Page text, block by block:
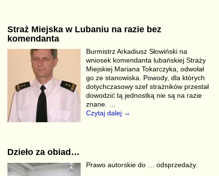
Straż Miejska w Lubaniu na razie bez
komendanta
Burmistrz Arkadiusz Słowiński na
wniosek komendanta lubańskiej Straży
Miejskiej Mariana Tokarczyka, odwołał
go ze stanowiska. Powody, dla których
dotychczasowy szef strażników przestał
dowodzić tą jednostką nie są na razie
znane.
Czytaj dalej →
Dzieło za obiad…
Prawo autorskie do … odsprzedaży.